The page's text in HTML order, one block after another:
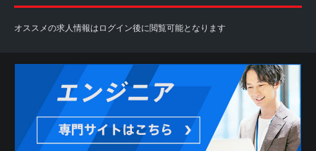
オススメの求人情報はログイン後に閲覧可能となります